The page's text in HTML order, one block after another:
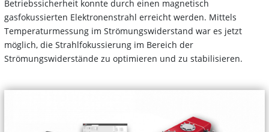
Betriebssicherheit konnte durch einen magnetisch
gasfokussierten Elektronenstrahl erreicht werden. Mittels
Temperaturmessung im Strömungswiderstand war es jetzt
möglich, die Strahlfokussierung im Bereich der
Strömungswiderstände zu optimieren und zu stabilisieren.